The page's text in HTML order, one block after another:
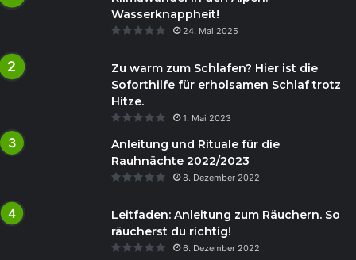
Wasserknappheit!
24. Mai 2025
Zu warm zum Schlafen? Hier ist die
Soforthilfe für erholsamen Schlaf trotz
Hitze.
1. Mai 2023
Anleitung und Rituale für die
Rauhnächte 2022/2023
8. Dezember 2022
Leitfaden: Anleitung zum Räuchern. So
räucherst du richtig!
6. Dezember 2022